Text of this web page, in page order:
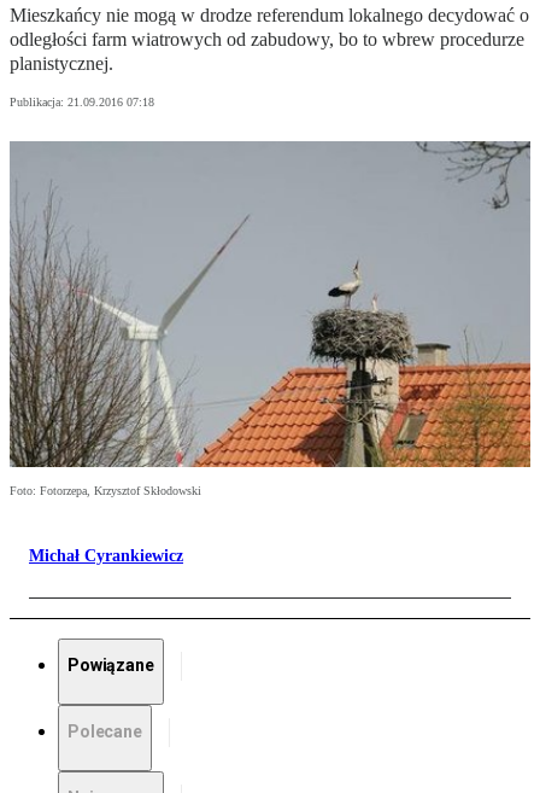
Mieszkańcy nie mogą w drodze referendum lokalnego decydować o
odległości farm wiatrowych od zabudowy, bo to wbrew procedurze
planistycznej.
Publikacja: 21.09.2016 07:18
Foto: Fotorzepa, Krzysztof Skłodowski
Michał Cyrankiewicz
Powiązane
Polecane